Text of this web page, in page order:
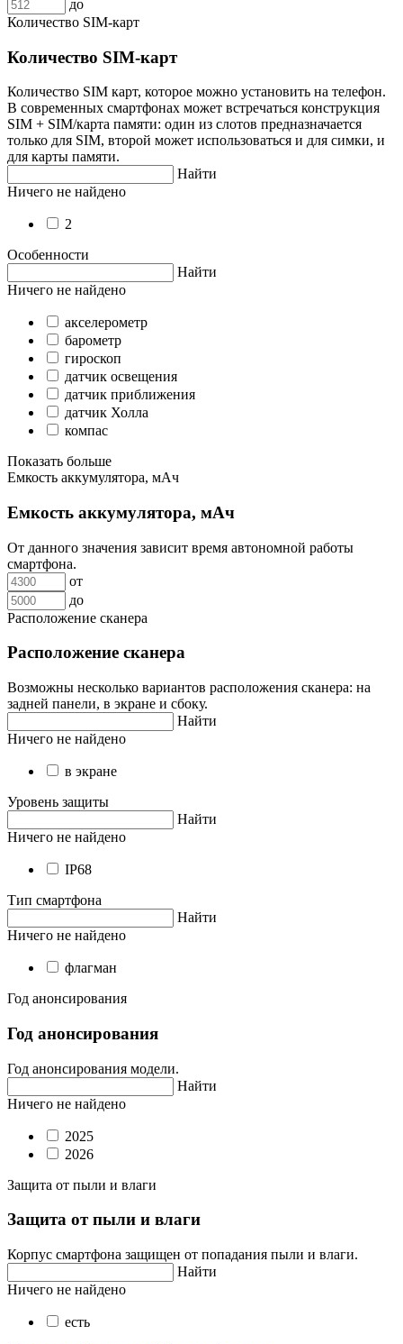
до
Количество SIM-карт
Количество SIM-карт
Количество SIM карт, которое можно установить на телефон.
В современных смартфонах может встречаться конструкция
SIM + SIM/карта памяти: один из слотов предназначается
только для SIM, второй может использоваться и для симки, и
для карты памяти.
Найти
Ничего не найдено
2
Особенности
Найти
Ничего не найдено
акселерометр
барометр
гироскоп
датчик освещения
датчик приближения
датчик Холла
компас
Показать больше
Емкость аккумулятора, мАч
Емкость аккумулятора, мАч
От данного значения зависит время автономной работы
смартфона.
от
до
Расположение сканера
Расположение сканера
Возможны несколько вариантов расположения сканера: на
задней панели, в экране и сбоку.
Найти
Ничего не найдено
в экране
Уровень защиты
Найти
Ничего не найдено
IP68
Тип смартфона
Найти
Ничего не найдено
флагман
Год анонсирования
Год анонсирования
Год анонсирования модели.
Найти
Ничего не найдено
2025
2026
Защита от пыли и влаги
Защита от пыли и влаги
Корпус смартфона защищен от попадания пыли и влаги.
Найти
Ничего не найдено
есть